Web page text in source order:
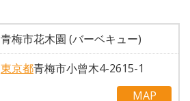
青梅市花木園 (バーベキュー)
東京都青梅市小曾木4-2615-1
MAP